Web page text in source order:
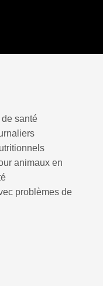
santé
animaux en
problèmes de